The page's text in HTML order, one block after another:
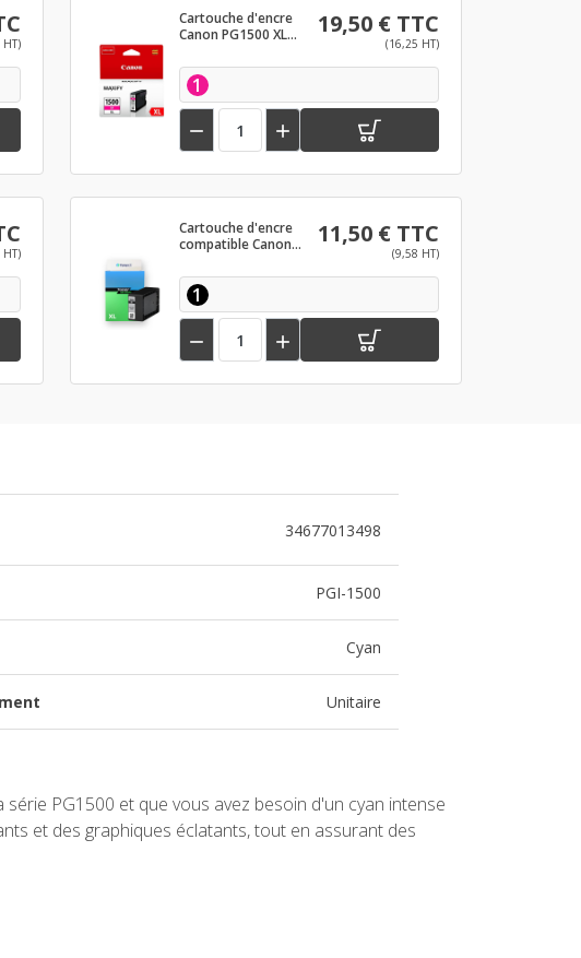
Cartouche d'encre
Canon PG1500 XL
19,50 € TTC
(16,25 HT)
1
 
Cartouche d'encre
compatible Canon
11,50 € TTC
(9,58 HT)
1
 
34677013498
PGI-1500
Cyan
Unitaire
PG1500 et que vous avez besoin d'un cyan intense
et des graphiques éclatants, tout en assurant des